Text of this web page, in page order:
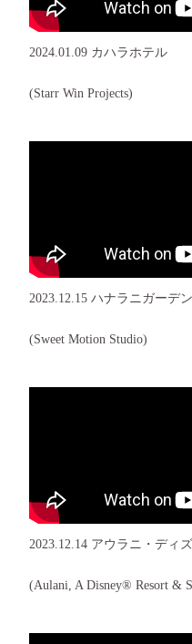
2024.01.09 カハラホテル
(Starr Win Projects)
2023.12.15 ハナラニガーデン
(Sweet Motion Studio)
2023.12.14 アウラニ・ディ
(Aulani, A Disney® Resort &